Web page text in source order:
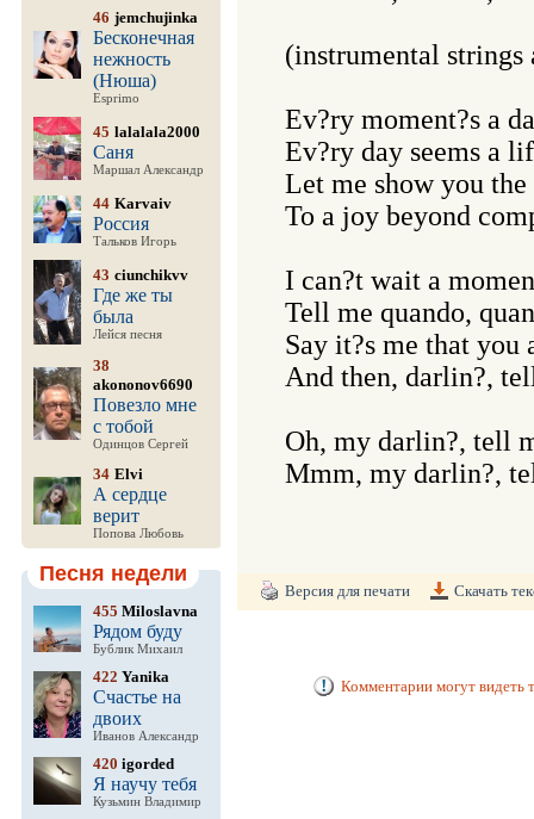
46 jemchujinka
Бесконечная
нежность
(Нюша)
Esprimo
45 lalalala2000
Саня
Маршал Александр
44 Karvaiv
Россия
Тальков Игорь
43 ciunchikvv
Где же ты
была
Лейся песня
38
akononov6690
Повезло мне
с тобой
Одинцов Сергей
34 Elvi
А сердце
верит
Попова Любовь
Песня недели
455 Miloslavna
Рядом буду
Бублик Михаил
422 Yanika
Счастье на
двоих
Иванов Александр
420 igorded
Я научу тебя
Кузьмин Владимир
(instrumental strings
Ev?ry moment?s a
Ev?ry day seems a
Let me show you
To a joy beyond
I can?t wait a
Tell me quando,
Say it?s me that you
And then, darlin?,
Oh, my darlin?, tell
Версия для печати Скачать
Комментарии могут видеть